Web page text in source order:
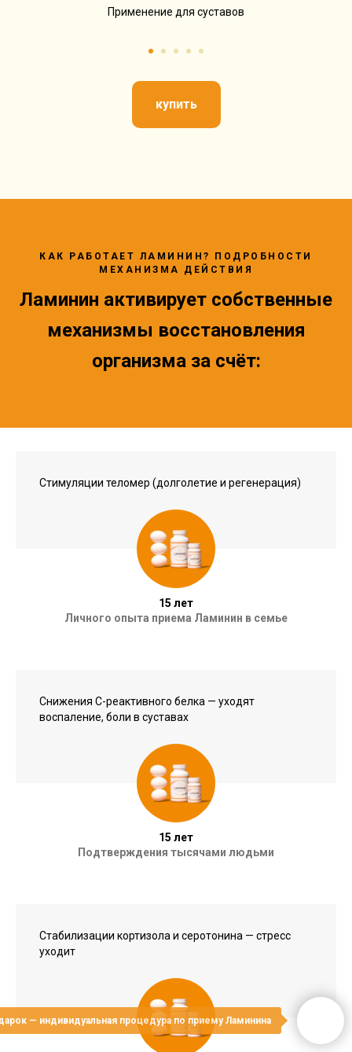
Применение для суставов
купить
КАК РАБОТАЕТ ЛАМИНИН? ПОДРОБНОСТИ
МЕХАНИЗМА ДЕЙСТВИЯ
Ламинин активирует собственные
механизмы восстановления
организма за счёт:
Стимуляции теломер (долголетие и регенерация)
15 лет
Личного опыта приема Ламинин в семье
Снижения С-реактивного белка — уходят
воспаление, боли в суставах
15 лет
Подтверждения тысячами людьми
Стабилизации кортизола и серотонина — стресс
уходит
— индивидуальная процедура по приему Ламинина